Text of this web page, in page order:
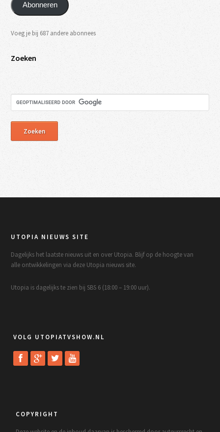
Abonneren
Voeg je bij 687 andere abonnees
Zoeken
UTOPIA NIEUWS SITE
Dagelijks het laatste nieuws uit en over Utopia. Blijf op de hoogte van
alle ontwikkelingen via deze Utopia nieuws site.
Utopia is dagelijks te zien bij SBS 6 (18:00 – 19:00 uur).
VOLG UTOPIATVSHOW.NL
COPYRIGHT